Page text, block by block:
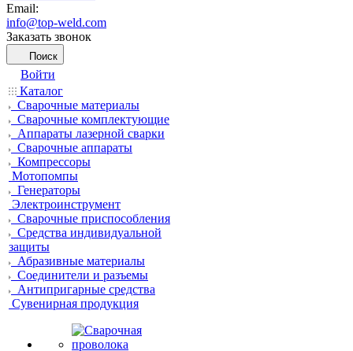
Email:
info@top-weld.com
Заказать звонок
Поиск
Войти
Каталог
Сварочные материалы
Сварочные комплектующие
Аппараты лазерной сварки
Сварочные аппараты
Компрессоры
Мотопомпы
Генераторы
Электроинструмент
Сварочные приспособления
Средства индивидуальной
защиты
Абразивные материалы
Соединители и разъемы
Антипригарные средства
Сувенирная продукция